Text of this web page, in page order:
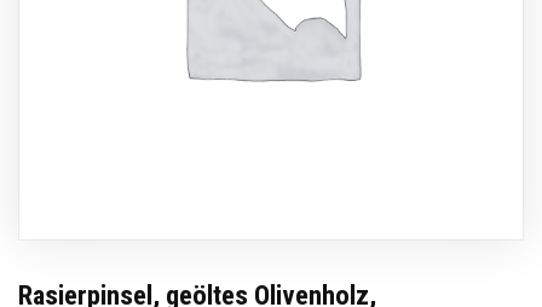
Rasierpinsel, geöltes Olivenholz,